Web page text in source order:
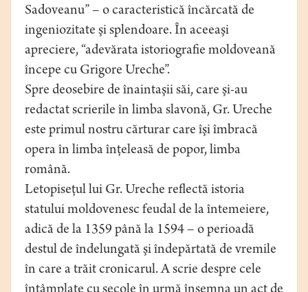
Sadoveanu” – o caracteristică încărcată de
ingeniozitate şi splendoare. În aceeaşi
apreciere, “adevărata istoriografie moldoveană
începe cu Grigore Ureche”.
Spre deosebire de înaintaşii săi, care şi-au
redactat scrierile în limba slavonă, Gr. Ureche
este primul nostru cărturar care îşi îmbracă
opera în limba înţeleasă de popor, limba
română.
Letopiseţul lui Gr. Ureche reflectă istoria
statului moldovenesc feudal de la întemeiere,
adică de la 1359 până la 1594 – o perioadă
destul de îndelungată şi îndepărtată de vremile
în care a trăit cronicarul. A scrie despre cele